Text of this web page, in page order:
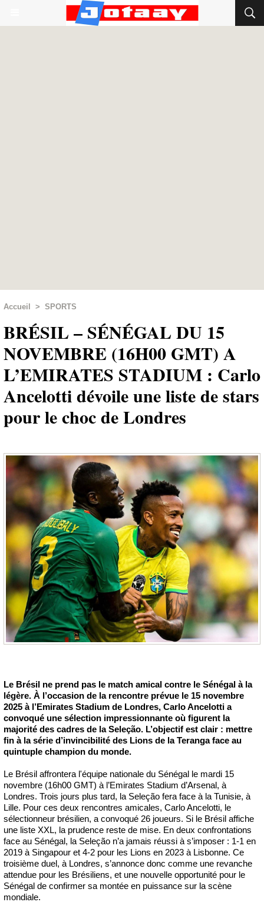
Accueil > SPORTS
BRÉSIL – SÉNÉGAL DU 15
NOVEMBRE (16H00 GMT) A
L’EMIRATES STADIUM : Carlo
Ancelotti dévoile une liste de stars
pour le choc de Londres
Le Brésil ne prend pas le match amical contre le Sénégal à la
légère. À l’occasion de la rencontre prévue le 15 novembre
2025 à l’Emirates Stadium de Londres, Carlo Ancelotti a
convoqué une sélection impressionnante où figurent la
majorité des cadres de la Seleção. L’objectif est clair : mettre
fin à la série d’invincibilité des Lions de la Teranga face au
quintuple champion du monde.
Le Brésil affrontera l'équipe nationale du Sénégal le mardi 15
novembre (16h00 GMT) à l’Emirates Stadium d’Arsenal, à
Londres. Trois jours plus tard, la Seleção fera face à la Tunisie, à
Lille. Pour ces deux rencontres amicales, Carlo Ancelotti, le
sélectionneur brésilien, a convoqué 26 joueurs. Si le Brésil affiche
une liste XXL, la prudence reste de mise. En deux confrontations
face au Sénégal, la Seleção n’a jamais réussi à s’imposer : 1-1 en
2019 à Singapour et 4-2 pour les Lions en 2023 à Lisbonne. Ce
troisième duel, à Londres, s’annonce donc comme une revanche
attendue pour les Brésiliens, et une nouvelle opportunité pour le
Sénégal de confirmer sa montée en puissance sur la scène
mondiale.